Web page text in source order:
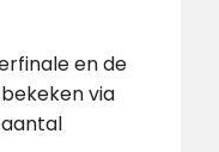
en de
via
aantal